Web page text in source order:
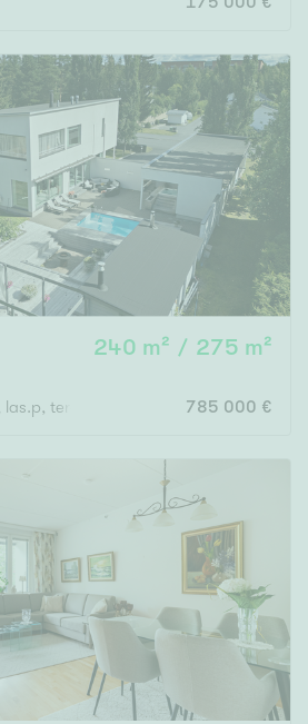
240 m² / 275 m²
terassi + autotalli 785 000 €